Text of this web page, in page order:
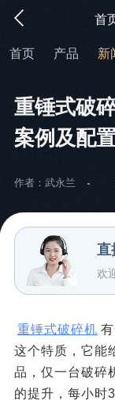
首
首页 产品 新
重锤式破
案例及配置
作者：武永兰
直
欢
重锤式破碎机
这个特质，它能
品，仅一台破碎
的提升，每小时